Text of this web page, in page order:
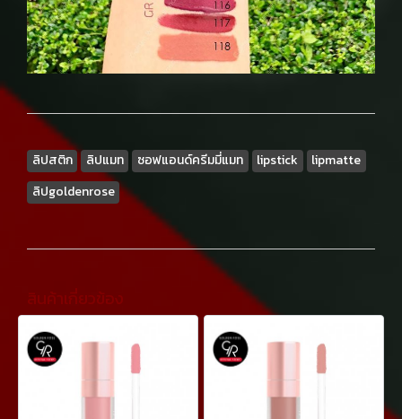
ลิปสติก ลิปแมท ซอฟแอนด์ครีมมี่แมท lipstick
lipmatte
ลิปgoldenrose
สินค้าเกี่ยวข้อง